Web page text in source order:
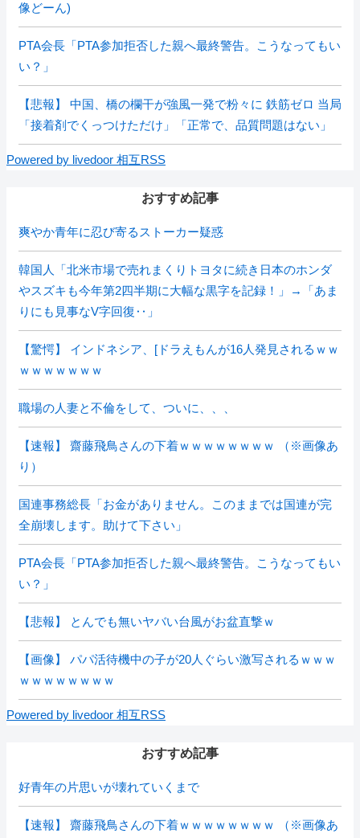
像どーん)
PTA会長「PTA参加拒否した親へ最終警告。こうなってもい
い？」
【悲報】 中国、橋の欄干が強風一発で粉々に 鉄筋ゼロ 当局
「接着剤でくっつけただけ」「正常で、品質問題はない」
Powered by livedoor 相互RSS
おすすめ記事
爽やか青年に忍び寄るストーカー疑惑
韓国人「北米市場で売れまくりトヨタに続き日本のホンダ
やスズキも今年第2四半期に大幅な黒字を記録！」→「あま
りにも見事なV字回復‥」
【驚愕】 インドネシア、[ドラえもんが16人発見されるｗｗ
ｗｗｗｗｗｗｗ
職場の人妻と不倫をして、ついに、、、
【速報】 齋藤飛鳥さんの下着ｗｗｗｗｗｗｗｗ （※画像あ
り）
国連事務総長「お金がありません。このままでは国連が完
全崩壊します。助けて下さい」
PTA会長「PTA参加拒否した親へ最終警告。こうなってもい
い？」
【悲報】 とんでも無いヤバい台風がお盆直撃ｗ
【画像】 パパ活待機中の子が20人ぐらい激写されるｗｗｗ
ｗｗｗｗｗｗｗｗ
Powered by livedoor 相互RSS
おすすめ記事
好青年の片思いが壊れていくまで
【速報】 齋藤飛鳥さんの下着ｗｗｗｗｗｗｗｗ （※画像あ